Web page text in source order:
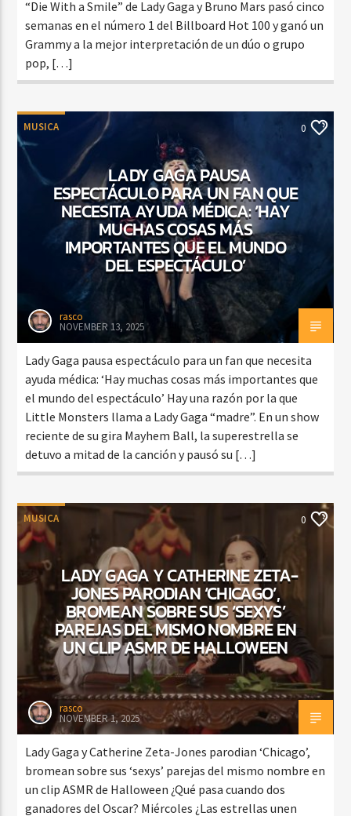
“Die With a Smile” de Lady Gaga y Bruno Mars pasó cinco
semanas en el número 1 del Billboard Hot 100 y ganó un
Grammy a la mejor interpretación de un dúo o grupo
pop, […]
MUSICA 0
LADY GAGA PAUSA
ESPECTÁCULO PARA UN FAN QUE
NECESITA AYUDA MÉDICA: ‘HAY
MUCHAS COSAS MÁS
IMPORTANTES QUE EL MUNDO
DEL ESPECTÁCULO’
rasco
NOVEMBER 13, 2025
Lady Gaga pausa espectáculo para un fan que necesita
ayuda médica: ‘Hay muchas cosas más importantes que
el mundo del espectáculo’ Hay una razón por la que
Little Monsters llama a Lady Gaga “madre”. En un show
reciente de su gira Mayhem Ball, la superestrella se
detuvo a mitad de la canción y pausó su […]
MUSICA 0
LADY GAGA Y CATHERINE ZETA-
JONES PARODIAN ‘CHICAGO’,
BROMEAN SOBRE SUS ‘SEXYS’
PAREJAS DEL MISMO NOMBRE EN
UN CLIP ASMR DE HALLOWEEN
rasco
NOVEMBER 1, 2025
Lady Gaga y Catherine Zeta-Jones parodian ‘Chicago’,
bromean sobre sus ‘sexys’ parejas del mismo nombre en
un clip ASMR de Halloween ¿Qué pasa cuando dos
ganadores del Oscar? Miércoles ¿Las estrellas unen